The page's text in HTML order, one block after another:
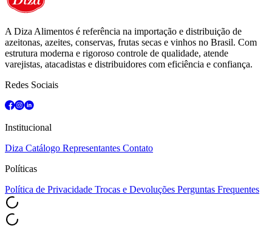
A Diza Alimentos é referência na importação e distribuição de
azeitonas, azeites, conservas, frutas secas e vinhos no Brasil. Com
estrutura moderna e rigoroso controle de qualidade, atende
varejistas, atacadistas e distribuidores com eficiência e confiança.
Redes Sociais
Institucional
Diza Catálogo Representantes Contato
Políticas
Política de Privacidade Trocas e Devoluções Perguntas Frequentes